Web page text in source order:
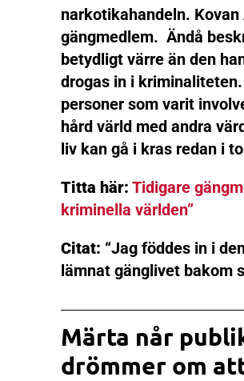
narkotikahandeln.
gängmedlem. Ändå
betydligt värre än den
drogas in i
personer som varit
hård värld med andra
liv kan gå i kras redan i
Titta här: Tidigare
kriminella världen”
Citat: “Jag föddes in i
lämnat gänglivet bakom
Märta når
drömmer om